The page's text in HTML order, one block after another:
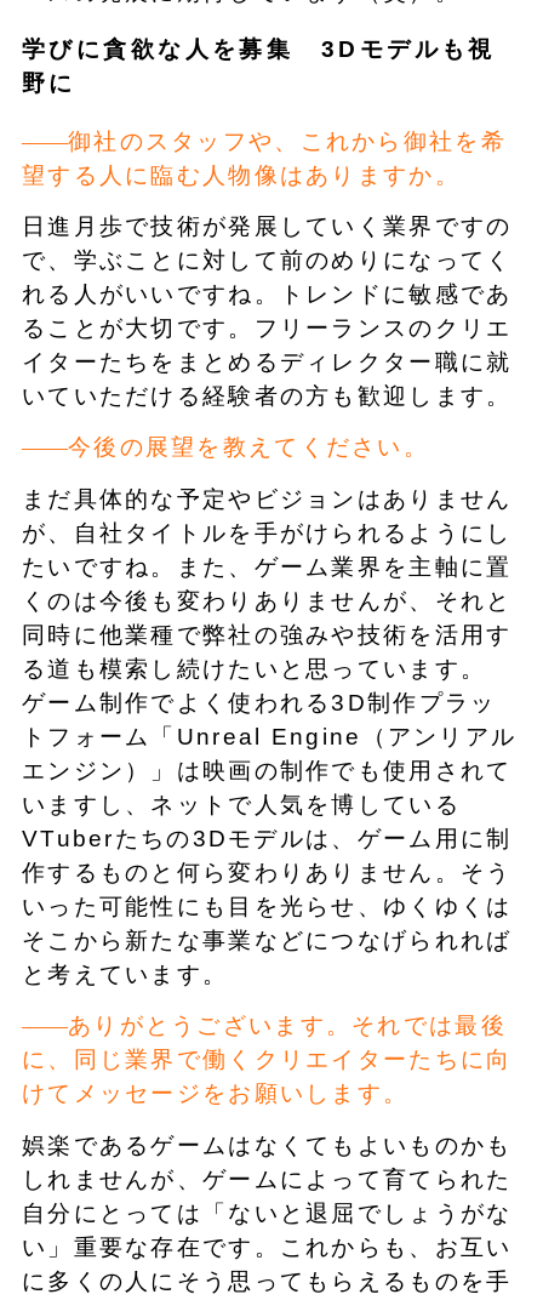
学びに貪欲な人を募集 3Dモデルも視
野に
御社のスタッフや、これから御社を希
望する人に臨む人物像はありますか。
日進月歩で技術が発展していく業界ですの
で、学ぶことに対して前のめりになってく
れる人がいいですね。トレンドに敏感であ
ることが大切です。フリーランスのクリエ
イターたちをまとめるディレクター職に就
いていただける経験者の方も歓迎します。
今後の展望を教えてください。
まだ具体的な予定やビジョンはありません
が、自社タイトルを手がけられるようにし
たいですね。また、ゲーム業界を主軸に置
くのは今後も変わりありませんが、それと
同時に他業種で弊社の強みや技術を活用す
る道も模索し続けたいと思っています。
ゲーム制作でよく使われる3D制作プラッ
トフォーム「Unreal Engine（アンリアル
エンジン）」は映画の制作でも使用されて
いますし、ネットで人気を博している
VTuberたちの3Dモデルは、ゲーム用に制
作するものと何ら変わりありません。そう
いった可能性にも目を光らせ、ゆくゆくは
そこから新たな事業などにつなげられれば
と考えています。
ありがとうございます。それでは最後
に、同じ業界で働くクリエイターたちに向
けてメッセージをお願いします。
娯楽であるゲームはなくてもよいものかも
しれませんが、ゲームによって育てられた
自分にとっては「ないと退屈でしょうがな
い」重要な存在です。これからも、お互い
に多くの人にそう思ってもらえるものを手